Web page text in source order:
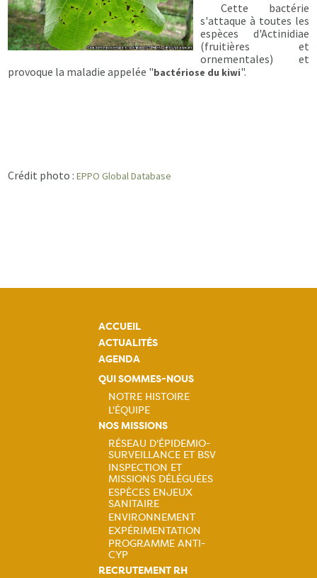
Cette bactérie
s'attaque à toutes les
espèces d'Actinidiae
(fruitières et
ornementales) et
provoque la maladie appelée "bactériose du kiwi".
Crédit photo :EPPO Global Database
ACCUEIL
ACTUALITÉS
AGENDA
QUI SOMMES-NOUS
Navigation
principale
NOTRE HISTOIRE
L'ÉQUIPE
NOS MISSIONS
Navigation
principale
RÉSEAU D'ÉPIDEMIO-
SURVEILLANCE ET BSV
INSPECTION ET
MISSIONS DÉLÉGUÉES
ESPÈCES ENJEUX
SANITAIRE
ENVIRONNEMENT
EXPÉRIMENTATION
PROGRAMME ANTI-
CYP
RECRUTEMENT RH